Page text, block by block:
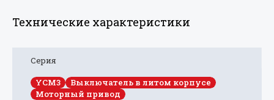
Технические характеристики
Серия
YCM3
Выключатель в литом корпусе
Моторный привод